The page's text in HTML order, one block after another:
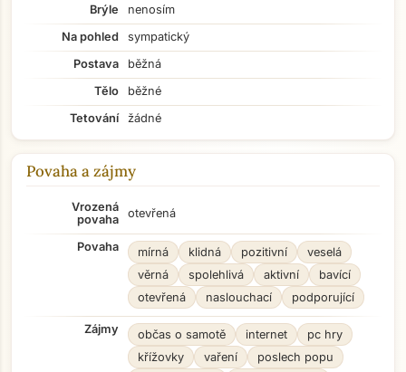
Brýle
nenosím
Na pohled
sympatický
Postava
běžná
Tělo
běžné
Tetování
žádné
Povaha a zájmy
Vrozená
povaha
otevřená
Povaha mírná klidná pozitivní
veselá
věrná
spolehlivá aktivní
bavící
otevřená
naslouchací podporující
Zájmy občas o samotě internet
pc hry
křížovky
vaření
poslech popu